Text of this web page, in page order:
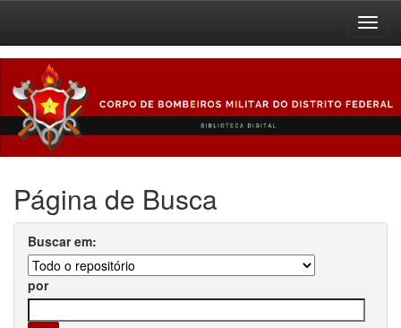
navigation
Página de Busca
Buscar em:
por